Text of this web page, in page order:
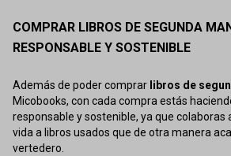
COMPRAR LIBROS DE SEGUNDA
RESPONSABLE Y SOSTENIBLE
Además de poder comprar libros de
Micobooks, con cada compra estás
responsable y sostenible, ya que colaboras
vida a libros usados que de otra manera
vertedero.